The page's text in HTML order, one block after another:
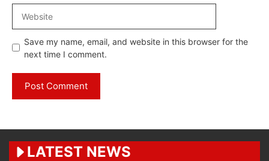
Save my name, email, and website in this browser for the
next time I comment.
LATEST NEWS